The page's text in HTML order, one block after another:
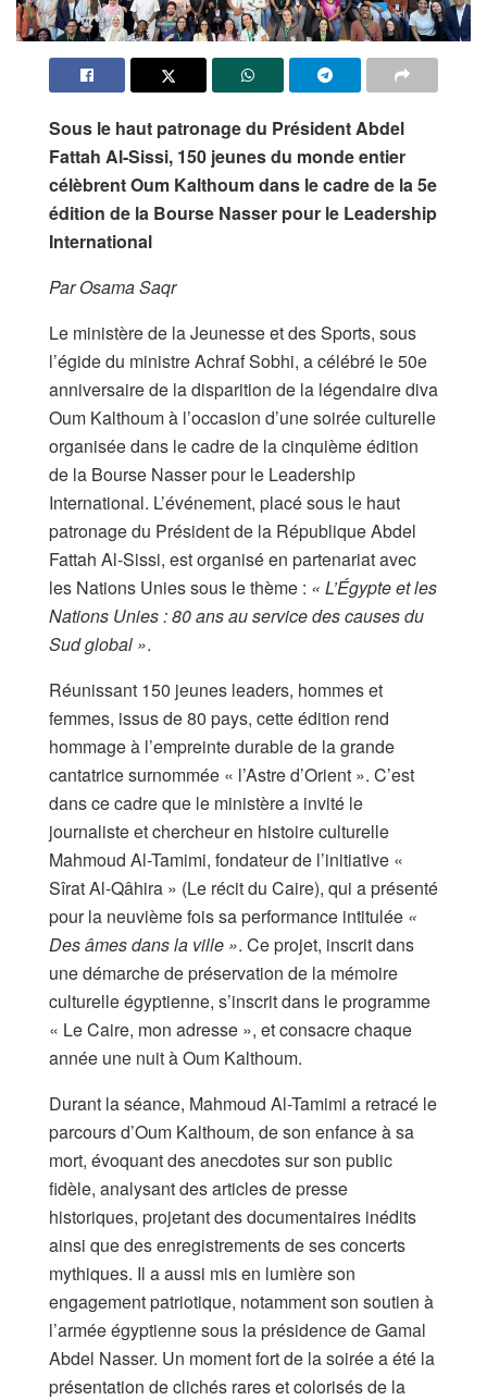
Sous le haut patronage du Président Abdel
Fattah Al-Sissi, 150 jeunes du monde entier
célèbrent Oum Kalthoum dans le cadre de la 5e
édition de la Bourse Nasser pour le Leadership
International
Par Osama Saqr
Le ministère de la Jeunesse et des Sports, sous
l’égide du ministre Achraf Sobhi, a célébré le 50e
anniversaire de la disparition de la légendaire diva
Oum Kalthoum à l’occasion d’une soirée culturelle
organisée dans le cadre de la cinquième édition
de la Bourse Nasser pour le Leadership
International. L’événement, placé sous le haut
patronage du Président de la République Abdel
Fattah Al-Sissi, est organisé en partenariat avec
les Nations Unies sous le thème : « L’Égypte et les
Nations Unies : 80 ans au service des causes du
Sud global ».
Réunissant 150 jeunes leaders, hommes et
femmes, issus de 80 pays, cette édition rend
hommage à l’empreinte durable de la grande
cantatrice surnommée « l’Astre d’Orient ». C’est
dans ce cadre que le ministère a invité le
journaliste et chercheur en histoire culturelle
Mahmoud Al-Tamimi, fondateur de l’initiative «
Sîrat Al-Qâhira » (Le récit du Caire), qui a présenté
pour la neuvième fois sa performance intitulée «
Des âmes dans la ville ». Ce projet, inscrit dans
une démarche de préservation de la mémoire
culturelle égyptienne, s’inscrit dans le programme
« Le Caire, mon adresse », et consacre chaque
année une nuit à Oum Kalthoum.
Durant la séance, Mahmoud Al-Tamimi a retracé le
parcours d’Oum Kalthoum, de son enfance à sa
mort, évoquant des anecdotes sur son public
fidèle, analysant des articles de presse
historiques, projetant des documentaires inédits
ainsi que des enregistrements de ses concerts
mythiques. Il a aussi mis en lumière son
engagement patriotique, notamment son soutien à
l’armée égyptienne sous la présidence de Gamal
Abdel Nasser. Un moment fort de la soirée a été la
présentation de clichés rares et colorisés de la